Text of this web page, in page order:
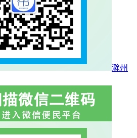
滁州